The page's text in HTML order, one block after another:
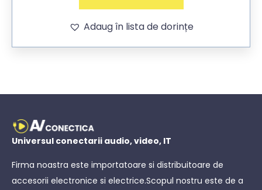
Adaug în lista de dorințe
Universul conectarii audio, video, IT
Firma noastra este importatoare si distribuitoare de
accesorii electronice si electrice.Scopul nostru este de a